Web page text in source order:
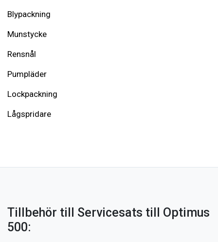
Blypackning
Munstycke
Rensnål
Pumpläder
Lockpackning
Lågspridare
Tillbehör till Servicesats till Optimus
500: